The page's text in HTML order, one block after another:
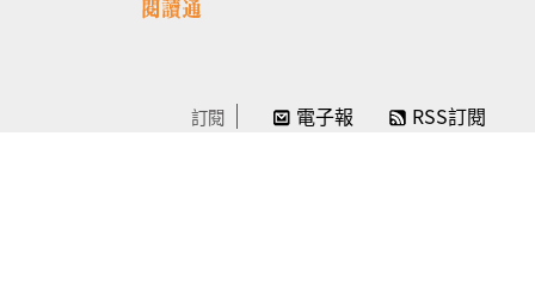
訂閱 電子報 RSS訂閱